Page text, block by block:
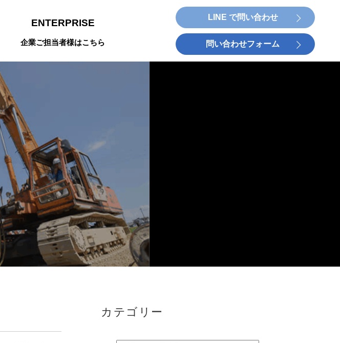
ENTERPRISE
企業ご担当者様はこちら
LINE で問い合わせ
問い合わせフォーム
カテゴリー